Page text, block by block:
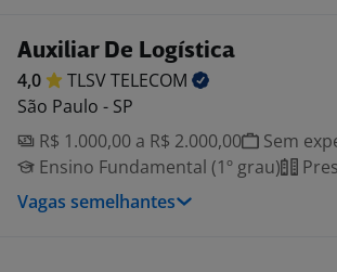
Auxiliar De Logística
4,0 TLSVTELECOM
São Paulo - SP
R$ 1.000,00 a R$ 2.000,00
Sem
Ensino Fundamental (1º grau)
Vagas semelhantes